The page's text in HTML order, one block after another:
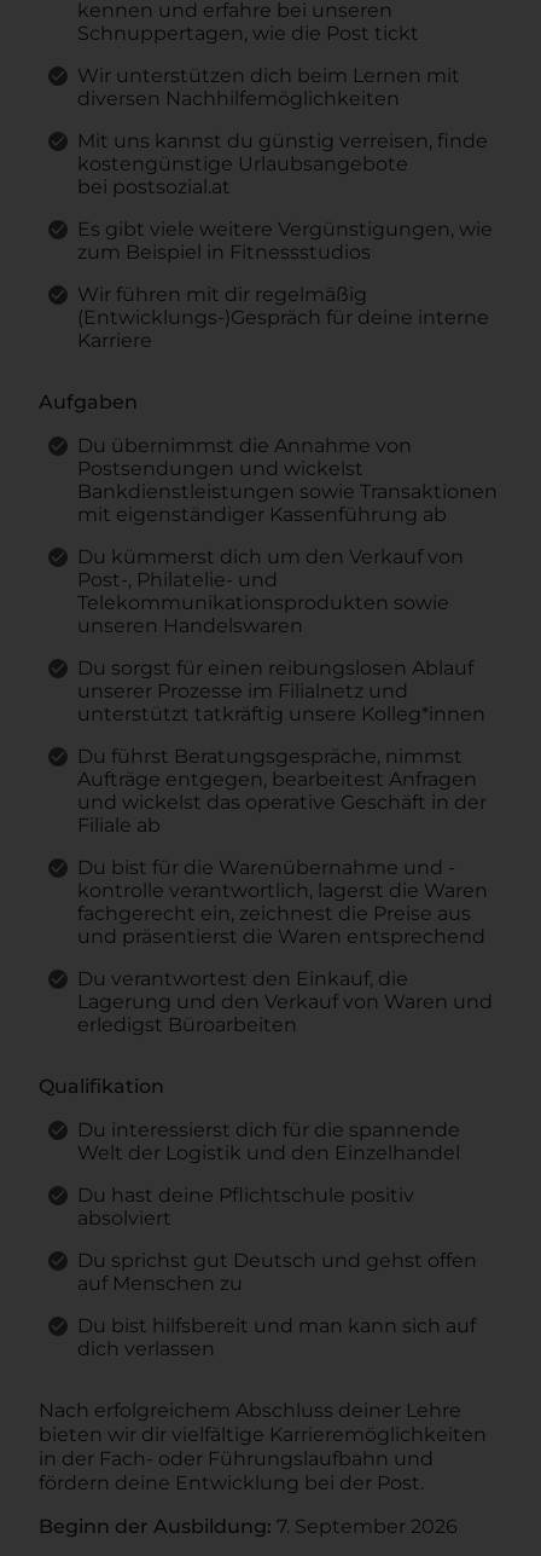
kennen und erfahre bei unseren
Schnuppertagen, wie die Post tickt
Wir unterstützen dich beim Lernen mit
diversen Nachhilfemöglichkeiten
Mit uns kannst du günstig verreisen, finde
kostengünstige Urlaubsangebote
bei postsozial.at
Es gibt viele weitere Vergünstigungen, wie
zum Beispiel in Fitnessstudios
Wir führen mit dir regelmäßig
(Entwicklungs-)Gespräch für deine interne
Karriere
Aufgaben
Du übernimmst die Annahme von
Postsendungen und wickelst
Bankdienstleistungen sowie Transaktionen
mit eigenständiger Kassenführung ab
Du kümmerst dich um den Verkauf von
Post-, Philatelie- und
Telekommunikationsprodukten sowie
unseren Handelswaren
Du sorgst für einen reibungslosen Ablauf
unserer Prozesse im Filialnetz und
unterstützt tatkräftig unsere Kolleg*innen
Du führst Beratungsgespräche, nimmst
Aufträge entgegen, bearbeitest Anfragen
und wickelst das operative Geschäft in der
Filiale ab
Du bist für die Warenübernahme und -
kontrolle verantwortlich, lagerst die Waren
fachgerecht ein, zeichnest die Preise aus
und präsentierst die Waren entsprechend
Du verantwortest den Einkauf, die
Lagerung und den Verkauf von Waren und
erledigst Büroarbeiten
Qualifikation
Du interessierst dich für die spannende
Welt der Logistik und den Einzelhandel
Du hast deine Pflichtschule positiv
absolviert
Du sprichst gut Deutsch und gehst offen
auf Menschen zu
Du bist hilfsbereit und man kann sich auf
dich verlassen
Nach erfolgreichem Abschluss deiner Lehre
bieten wir dir vielfältige Karrieremöglichkeiten
in der Fach- oder Führungslaufbahn und
fördern deine Entwicklung bei der Post.
Beginn der Ausbildung: 7. September 2026